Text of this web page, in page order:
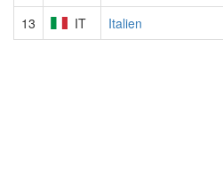
13
IT Italien